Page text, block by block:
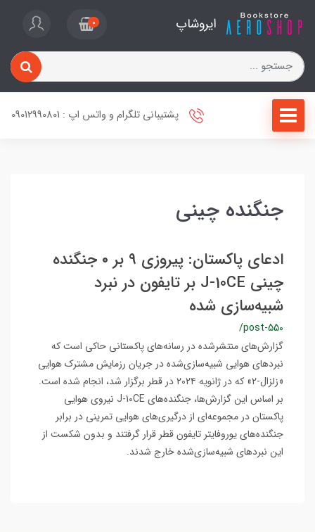
ایروشاپ 0
پشتیبانی تلگرام و واتس اپ : 09012990801
جنگنده چینی
ادعای پاکستان: پیروزی ۹ بر ۰ جنگنده
چینی J-10CE بر تایفون در نبرد
شبیه‌سازی شده
/post-550
گزارش‌های منتشرشده در رسانه‌های پاکستانی حاکی است که
نبردهای هوایی شبیه‌سازی‌شده در جریان رزمایش مشترک هوایی
«زلزال-۲» که در ژانویه ۲۰۲۴ در قطر برگزار شد، انجام شده است.
بر اساس این گزارش‌ها، جنگنده‌های J-10CE نیروی هوایی
پاکستان در مجموعه‌ای از درگیری‌های هوایی تمرینی در برابر
جنگنده‌های یوروفایتر تایفون قطر قرار گرفتند و بدون شکست از
این نبردهای شبیه‌سازی‌شده خارج شدند.